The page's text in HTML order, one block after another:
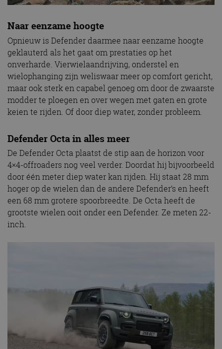
Naar eenzame hoogte
Opnieuw is Defender daarmee naar eenzame hoogte
geklauterd als het gaat om prestaties op het
onverharde. Vierwielaandrijving, onderstel en
wielophanging zijn weliswaar meer op comfort gericht,
maar ook sterk en capabel genoeg om door de zwaarste
modder te ploegen en over wegen met gaten en grote
keien te rijden. Of door diep water, zonder probleem.
Defender Octa in alles meer
De Defender Octa plaatst de stip aan de horizon voor
4×4-offroaders nog veel verder. Doordat hij bijvoorbeeld
door één meter diep water kan rijden. Hij staat 28 mm
hoger op de wielen dan de andere Defender’s en heeft
een 68 mm grotere spoorbreedte. De Octa heeft de
grootste wielen ooit onder een Defender. Ze meten 22-
inch.